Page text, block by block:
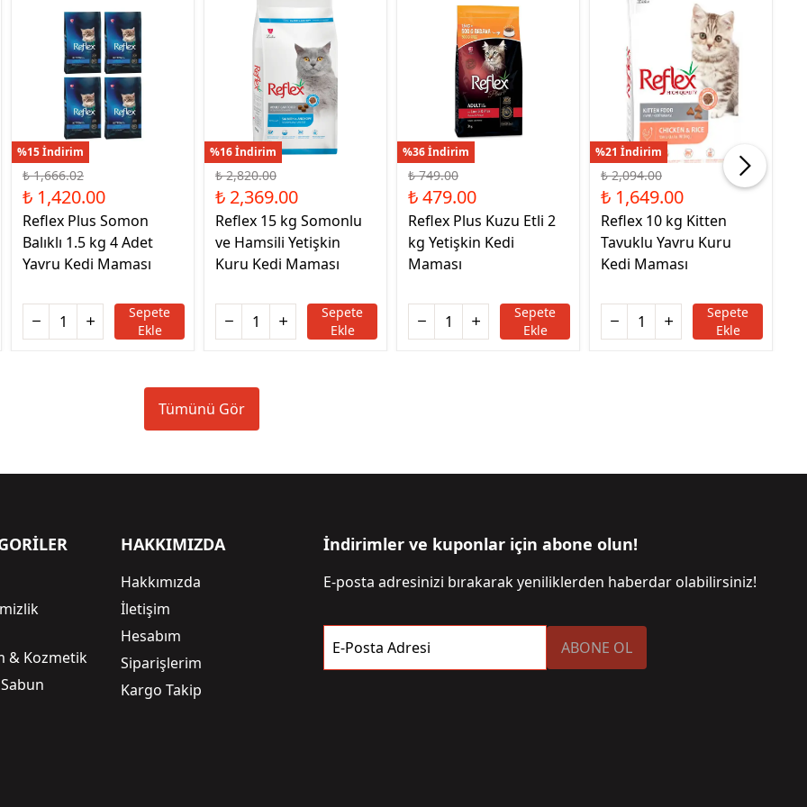
%15 İndirim
₺ 1,666.02
₺ 1,420.00
Reflex Plus Somon
Balıklı 1.5 kg 4 Adet
Yavru Kedi Maması
Sepete
Ekle
%16 İndirim
₺ 2,820.00
₺ 2,369.00
Reflex 15 kg Somonlu
ve Hamsili Yetişkin
Kuru Kedi Maması
Sepete
Ekle
%36 İndirim
₺ 749.00
₺ 479.00
Reflex Plus Kuzu Etli 2
kg Yetişkin Kedi
Maması
Sepete
Ekle
%21 İndirim
₺ 2,094.00
₺ 1,649.00
Reflex 10 kg Kitten
Tavuklu Yavru Kuru
Kedi Maması
Sepete
Ekle
Tümünü Gör
& Kozmetik
HAKKIMIZDA
Hakkımızda
İletişim
Hesabım
Siparişlerim
Kargo Takip
İndirimler ve kuponlar için abone olun!
E-posta adresinizi bırakarak yeniliklerden haberdar olabilirsiniz!
E-Posta Adresi ABONE OL